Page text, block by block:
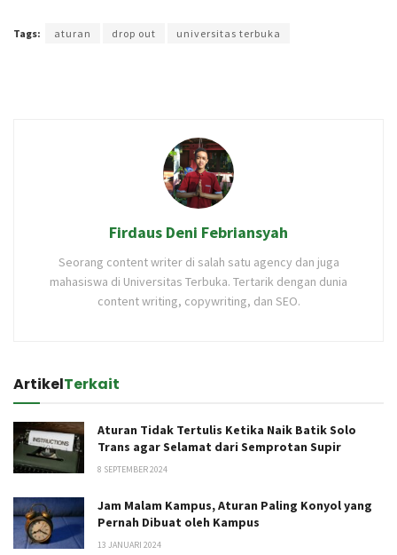
Tags: aturan drop out universitas terbuka
Firdaus Deni Febriansyah
Seorang content writer di salah satu agency dan juga
mahasiswa di Universitas Terbuka. Tertarik dengan dunia
content writing, copywriting, dan SEO.
ArtikelTerkait
Aturan Tidak Tertulis Ketika Naik Batik Solo
Trans agar Selamat dari Semprotan Supir
8 SEPTEMBER 2024
Jam Malam Kampus, Aturan Paling Konyol yang
Pernah Dibuat oleh Kampus
13 JANUARI 2024